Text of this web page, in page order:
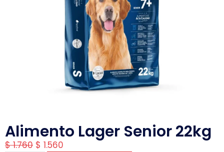
Alimento Lager Senior 22kg
$1.760 $ 1.560